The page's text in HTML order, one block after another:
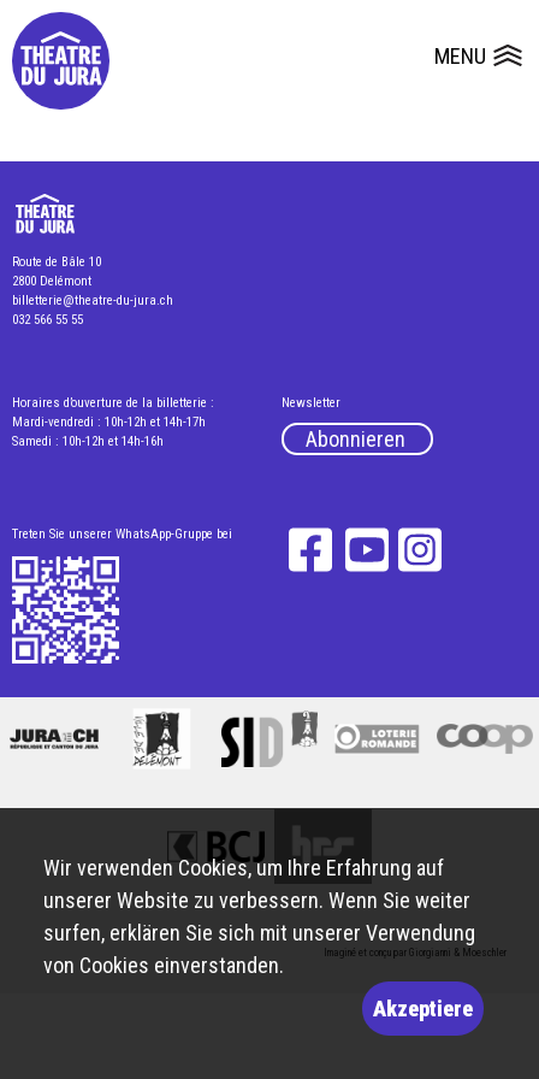
MENU
Presse Dépôts de dossiers
Route de Bâle 10
2800 Delémont
billetterie@theatre-du-jura.ch
032 566 55 55
Horaires d’ouverture de la billetterie :
Mardi-vendredi : 10h-12h et 14h-17h
Samedi : 10h-12h et 14h-16h
Newsletter
Abonnieren
Treten Sie unserer WhatsApp-Gruppe bei
Imaginé et conçu par Giorgianni & Moeschler
Wir verwenden Cookies, um Ihre Erfahrung auf
unserer Website zu verbessern. Wenn Sie weiter
surfen, erklären Sie sich mit unserer Verwendung
von Cookies einverstanden.
Akzeptiere